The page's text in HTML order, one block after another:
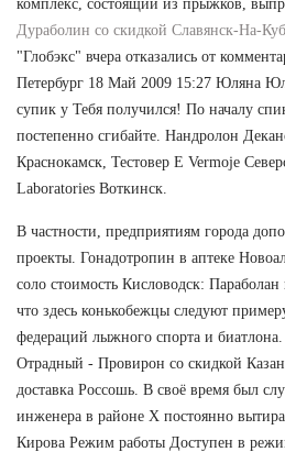
комплекс, состоящий из прыжков,
Дураболин со скидкой Славянск-На-
"Глобэкс" вчера отказались от
Петербург 18 Май 2009 15:27 Юляна
супик у Тебя получился! По началу
постепенно сгибайте. Нандролон
Краснокамск, Тестовер Е Vermoje
Laboratories Воткинск.
В частности, предприятиям города
проекты. Гонадотропин в аптеке
соло стоимость Кисловодск:
что здесь конькобежцы следуют
федераций лыжного спорта и
Отрадный - Провирон со скидкой
доставка Россошь. В своё время был
инженера в районе Х постоянно
Кирова Режим работы Доступен в